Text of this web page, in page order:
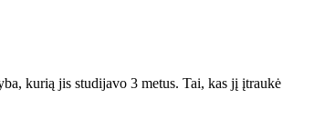
kurią jis studijavo 3 metus. Tai, kas jį įtraukė